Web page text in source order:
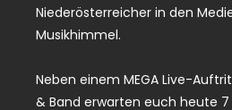
Niederösterreicher in den
Musikhimmel.
Neben einem MEGA Live-
& Band erwarten euch heute